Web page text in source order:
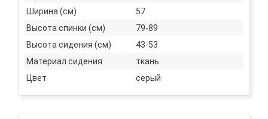
Ширина (см)
57
Высота спинки (см)
79-89
Высота сидения (см)
43-53
Материал сидения
ткань
Цвет
серый